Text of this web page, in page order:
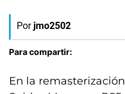
Por jmo2502
Para compartir:
En la